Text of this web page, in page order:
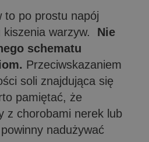
to po prostu napój
kiszenia warzyw. Nie
schematu
Przeciwskazaniem
soli znajdująca się
pamiętać, że
z chorobami nerek lub
nadużywać